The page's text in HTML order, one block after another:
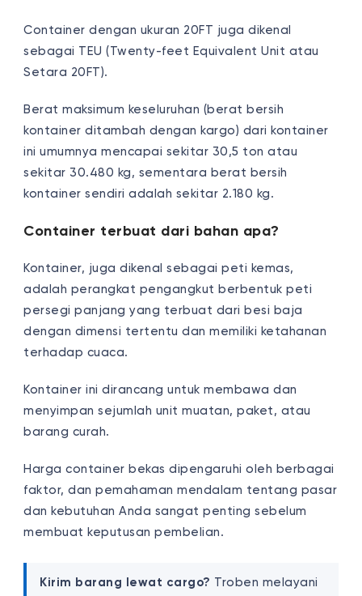
Container dengan ukuran 20FT juga dikenal
sebagai TEU (Twenty-feet Equivalent Unit atau
Setara 20FT).
Berat maksimum keseluruhan (berat bersih
kontainer ditambah dengan kargo) dari kontainer
ini umumnya mencapai sekitar 30,5 ton atau
sekitar 30.480 kg, sementara berat bersih
kontainer sendiri adalah sekitar 2.180 kg.
Container terbuat dari bahan apa?
Kontainer, juga dikenal sebagai peti kemas,
adalah perangkat pengangkut berbentuk peti
persegi panjang yang terbuat dari besi baja
dengan dimensi tertentu dan memiliki ketahanan
terhadap cuaca.
Kontainer ini dirancang untuk membawa dan
menyimpan sejumlah unit muatan, paket, atau
barang curah.
Harga container bekas dipengaruhi oleh berbagai
faktor, dan pemahaman mendalam tentang pasar
dan kebutuhan Anda sangat penting sebelum
membuat keputusan pembelian.
Kirim barang lewat cargo? Troben melayani